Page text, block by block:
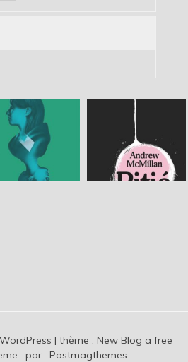
| thème : New Blog a free
: par : Postmagthemes